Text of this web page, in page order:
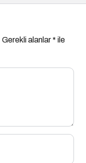
Gerekli alanlar* ile